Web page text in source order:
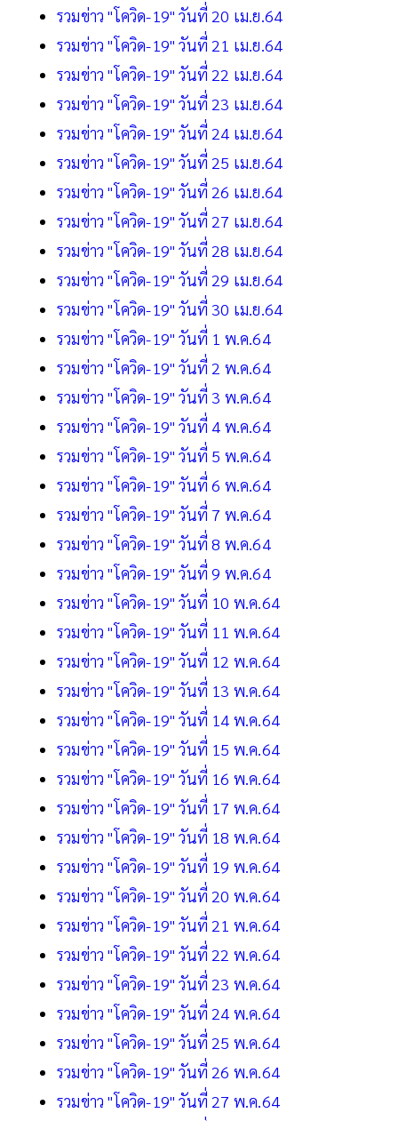
รวมข่าว "โควิด-19" วันที่ 20 เม.ย.64
รวมข่าว "โควิด-19" วันที่ 21 เม.ย.64
รวมข่าว "โควิด-19" วันที่ 22 เม.ย.64
รวมข่าว "โควิด-19" วันที่ 23 เม.ย.64
รวมข่าว "โควิด-19" วันที่ 24 เม.ย.64
รวมข่าว "โควิด-19" วันที่ 25 เม.ย.64
รวมข่าว "โควิด-19" วันที่ 26 เม.ย.64
รวมข่าว "โควิด-19" วันที่ 27 เม.ย.64
รวมข่าว "โควิด-19" วันที่ 28 เม.ย.64
รวมข่าว "โควิด-19" วันที่ 29 เม.ย.64
รวมข่าว "โควิด-19" วันที่ 30 เม.ย.64
รวมข่าว "โควิด-19" วันที่ 1 พ.ค.64
รวมข่าว "โควิด-19" วันที่ 2 พ.ค.64
รวมข่าว "โควิด-19" วันที่ 3 พ.ค.64
รวมข่าว "โควิด-19" วันที่ 4 พ.ค.64
รวมข่าว "โควิด-19" วันที่ 5 พ.ค.64
รวมข่าว "โควิด-19" วันที่ 6 พ.ค.64
รวมข่าว "โควิด-19" วันที่ 7 พ.ค.64
รวมข่าว "โควิด-19" วันที่ 8 พ.ค.64
รวมข่าว "โควิด-19" วันที่ 9 พ.ค.64
รวมข่าว "โควิด-19" วันที่ 10 พ.ค.64
รวมข่าว "โควิด-19" วันที่ 11 พ.ค.64
รวมข่าว "โควิด-19" วันที่ 12 พ.ค.64
รวมข่าว "โควิด-19" วันที่ 13 พ.ค.64
รวมข่าว "โควิด-19" วันที่ 14 พ.ค.64
รวมข่าว "โควิด-19" วันที่ 15 พ.ค.64
รวมข่าว "โควิด-19" วันที่ 16 พ.ค.64
รวมข่าว "โควิด-19" วันที่ 17 พ.ค.64
รวมข่าว "โควิด-19" วันที่ 18 พ.ค.64
รวมข่าว "โควิด-19" วันที่ 19 พ.ค.64
รวมข่าว "โควิด-19" วันที่ 20 พ.ค.64
รวมข่าว "โควิด-19" วันที่ 21 พ.ค.64
รวมข่าว "โควิด-19" วันที่ 22 พ.ค.64
รวมข่าว "โควิด-19" วันที่ 23 พ.ค.64
รวมข่าว "โควิด-19" วันที่ 24 พ.ค.64
รวมข่าว "โควิด-19" วันที่ 25 พ.ค.64
รวมข่าว "โควิด-19" วันที่ 26 พ.ค.64
รวมข่าว "โควิด-19" วันที่ 27 พ.ค.64